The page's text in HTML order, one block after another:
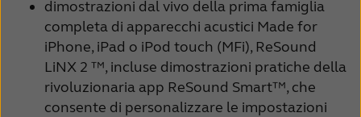
dimostrazioni dal vivo della prima famiglia
completa di apparecchi acustici Made for
iPhone, iPad o iPod touch (MFi), ReSound
LiNX 2 ™, incluse dimostrazioni pratiche della
rivoluzionaria app ReSound Smart™, che
consente di personalizzare le impostazioni